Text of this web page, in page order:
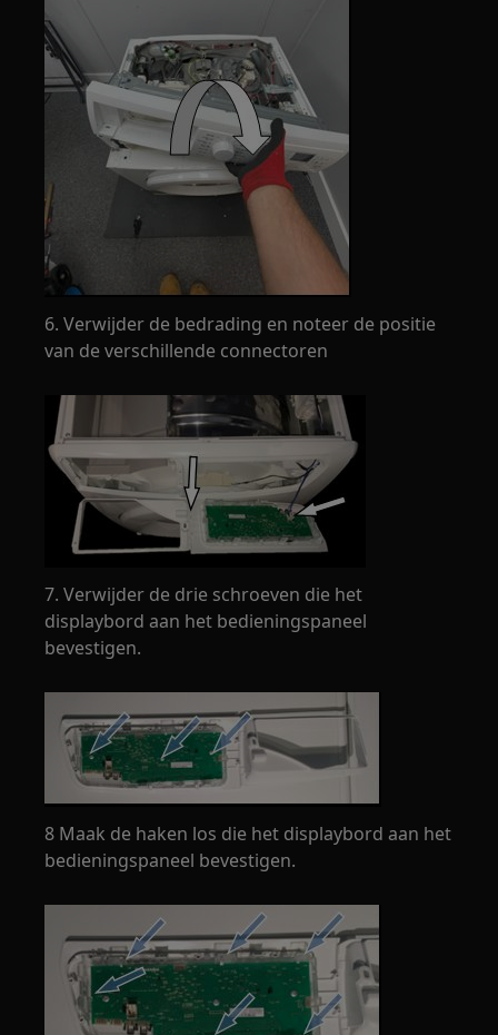
6. Verwijder de bedrading en noteer de positie
van de verschillende connectoren
7. Verwijder de drie schroeven die het
displaybord aan het bedieningspaneel
bevestigen.
8 Maak de haken los die het displaybord aan het
bedieningspaneel bevestigen.